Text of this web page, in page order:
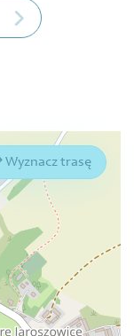
Wyznacz trasę